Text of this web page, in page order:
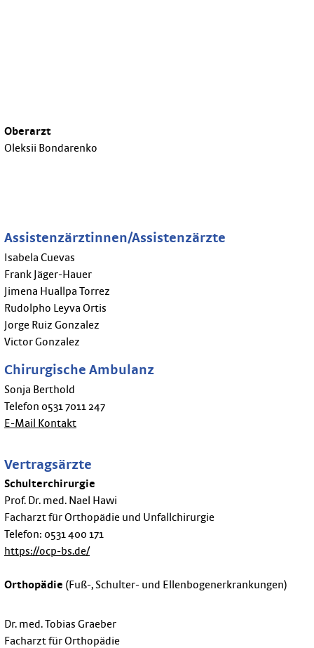
Oberarzt
Oleksii Bondarenko
Assistenzärztinnen/Assistenzärzte
Isabela Cuevas
Frank Jäger-Hauer
Jimena Huallpa Torrez
Rudolpho Leyva Ortis
Jorge Ruiz Gonzalez
Victor Gonzalez
Chirurgische Ambulanz
Sonja Berthold
Telefon 0531 7011 247
E-Mail Kontakt
Vertragsärzte
Schulterchirurgie
Prof. Dr. med. Nael Hawi
Facharzt für Orthopädie und Unfallchirurgie
Telefon: 0531 400 171
https://ocp-bs.de/
Orthopädie (Fuß-, Schulter- und Ellenbogenerkrankungen)
Dr. med. Tobias Graeber
Facharzt für Orthopädie